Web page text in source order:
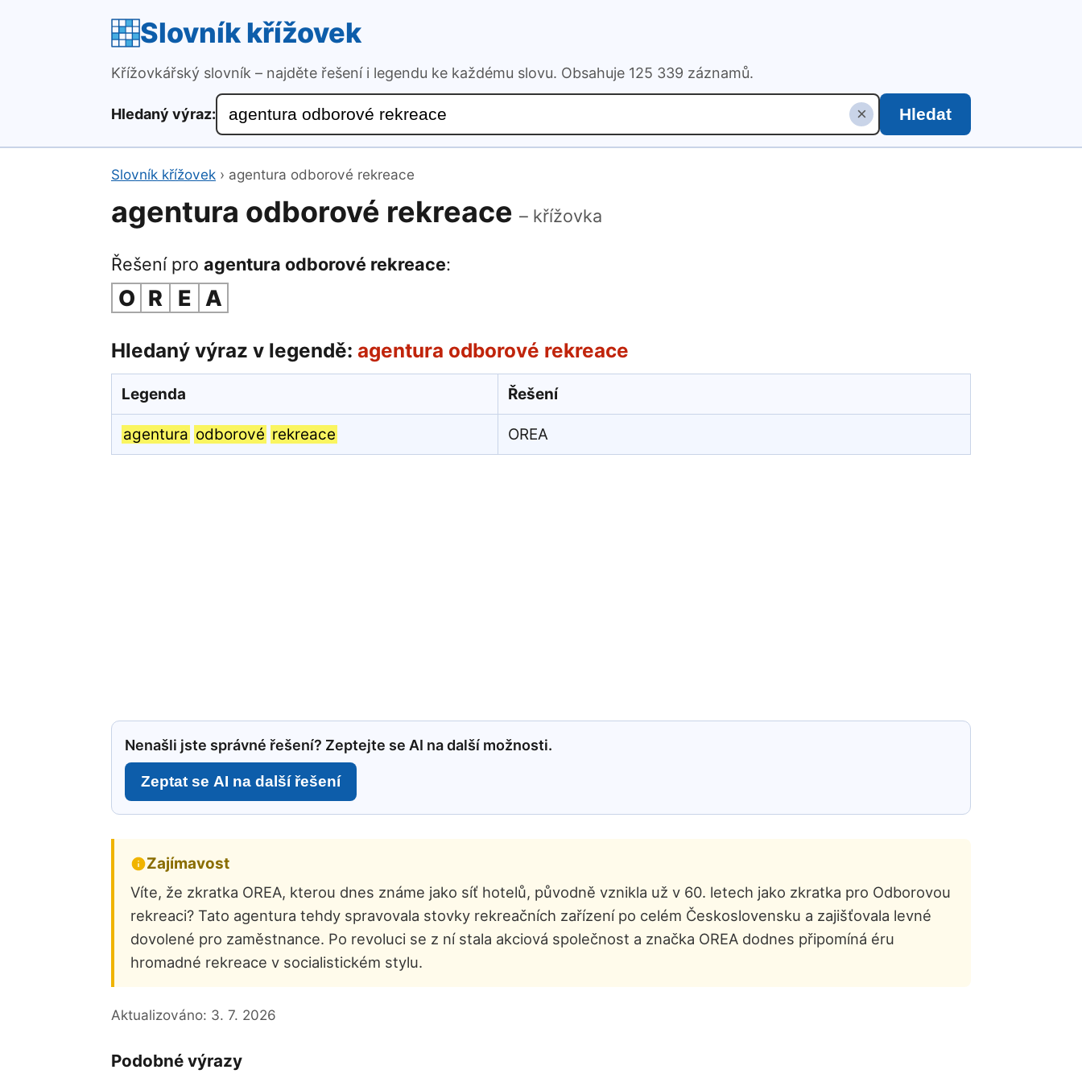
Slovník křížovek
Křížovkářský slovník – najděte řešení i legendu ke každému slovu. Obsahuje 125 339 záznamů.
Hledaný výraz: × Hledat
Slovník křížovek › agentura odborové rekreace
agentura odborové rekreace – křížovka
Řešení pro agentura odborové rekreace:
O R E A
Hledaný výraz v legendě: agentura odborové rekreace
Legenda Řešení
agentura odborové rekreace OREA
Nenašli jste správné řešení? Zeptejte se AI na další možnosti.
Zeptat se AI na další řešení
Zajímavost
Víte, že zkratka OREA, kterou dnes známe jako síť hotelů, původně vznikla už v 60. letech jako zkratka pro Odborovou
rekreaci? Tato agentura tehdy spravovala stovky rekreačních zařízení po celém Československu a zajišťovala levné
dovolené pro zaměstnance. Po revoluci se z ní stala akciová společnost a značka OREA dodnes připomíná éru
hromadné rekreace v socialistickém stylu.
Aktualizováno: 3. 7. 2026
Podobné výrazy